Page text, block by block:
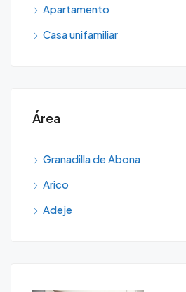
Apartamento
Casa unifamiliar
Área
Granadilla de Abona
Arico
Adeje